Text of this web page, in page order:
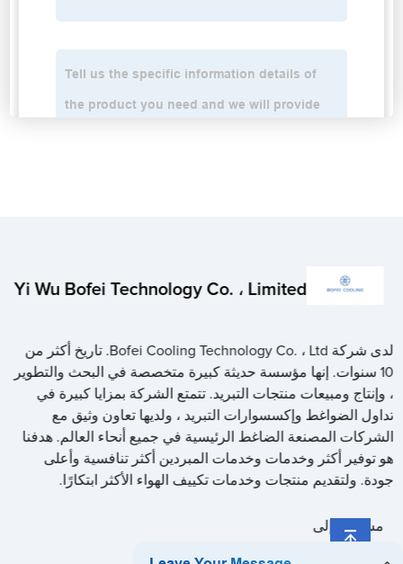
Yi Wu Bofei Technology Co. ، Limited
لدى شركة Bofei Cooling Technology Co. ، Ltd. تاريخ أكثر من
10 سنوات. إنها مؤسسة حديثة كبيرة متخصصة في البحث والتطوير
، وإنتاج ومبيعات منتجات التبريد. تتمتع الشركة بمزايا كبيرة في
تداول الضواغط وإكسسوارات التبريد ، ولديها تعاون وثيق مع
الشركات المصنعة الضاغط الرئيسية في جميع أنحاء العالم. هدفنا
هو توفير أكثر وخدمات وخدمات المبردين أكثر تنافسية وأعلى
جودة. ولتقديم منتجات وخدمات تكييف الهواء الأكثر ابتكارًا.
مشاركة إلى